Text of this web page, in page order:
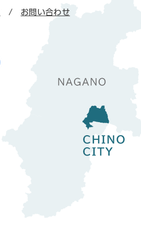
お問い合わせ